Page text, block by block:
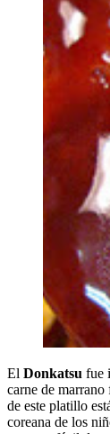
El Donkatsu fue
carne de marrano
de este platillo
coreana de los